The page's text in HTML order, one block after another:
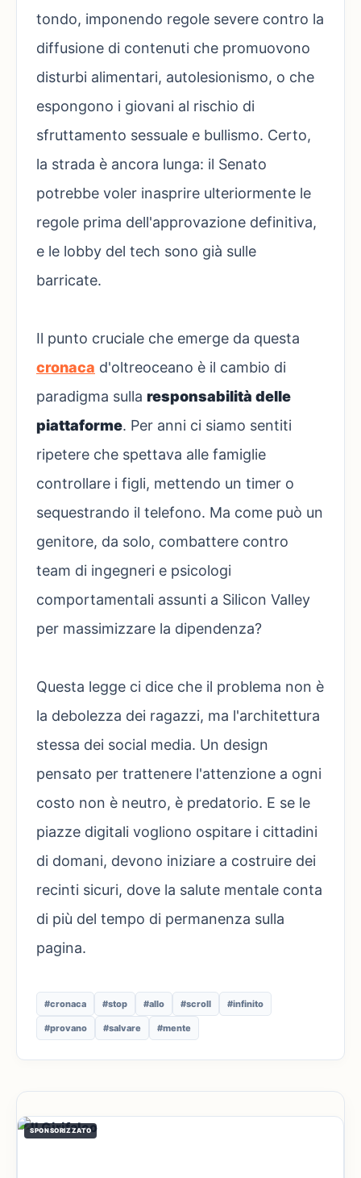
tondo, imponendo regole severe contro la
diffusione di contenuti che promuovono
disturbi alimentari, autolesionismo, o che
espongono i giovani al rischio di
sfruttamento sessuale e bullismo. Certo,
la strada è ancora lunga: il Senato
potrebbe voler inasprire ulteriormente le
regole prima dell'approvazione definitiva,
e le lobby del tech sono già sulle
barricate.
Il punto cruciale che emerge da questa
cronaca d'oltreoceano è il cambio di
paradigma sulla responsabilità delle
piattaforme. Per anni ci siamo sentiti
ripetere che spettava alle famiglie
controllare i figli, mettendo un timer o
sequestrando il telefono. Ma come può un
genitore, da solo, combattere contro
team di ingegneri e psicologi
comportamentali assunti a Silicon Valley
per massimizzare la dipendenza?
Questa legge ci dice che il problema non è
la debolezza dei ragazzi, ma l'architettura
stessa dei social media. Un design
pensato per trattenere l'attenzione a ogni
costo non è neutro, è predatorio. E se le
piazze digitali vogliono ospitare i cittadini
di domani, devono iniziare a costruire dei
recinti sicuri, dove la salute mentale conta
di più del tempo di permanenza sulla
pagina.
#cronaca #stop #allo #scroll #infinito
#provano #salvare #mente
SPONSORIZZATO